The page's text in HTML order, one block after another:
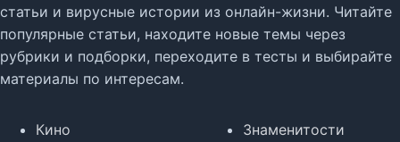
статьи и вирусные истории из онлайн-жизни. Читайте
популярные статьи, находите новые темы через
рубрики и подборки, переходите в тесты и выбирайте
материалы по интересам.
Кино
Знаменитости